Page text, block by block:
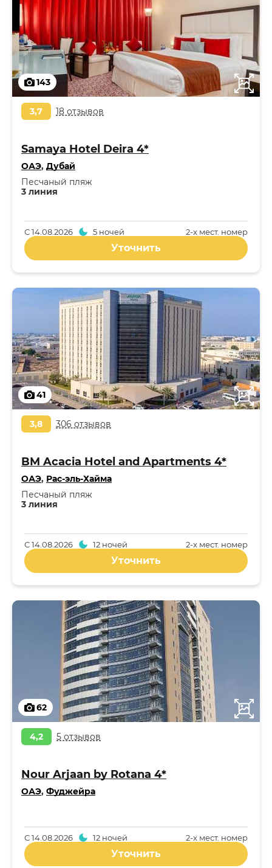
143
3,7 18 отзывов
Samaya Hotel Deira 4*
ОАЭ, Дубай
3 линия
Песчаный пляж
2-x мест. номер
С14.08.2026 5 ночей
Уточнить
41
3,8 306 отзывов
BM Acacia Hotel and Apartments 4*
ОАЭ, Рас-эль-Хайма
3 линия
Песчаный пляж
2-x мест. номер
С14.08.2026 12 ночей
Уточнить
62
4,2 5 отзывов
Nour Arjaan by Rotana 4*
ОАЭ, Фуджейра
2-x мест. номер
С14.08.2026 12 ночей
Уточнить